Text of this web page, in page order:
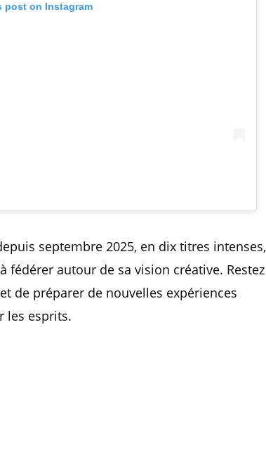
post on Instagram
septembre 2025, en dix titres intenses,
fédérer autour de sa vision créative. Restez
de préparer de nouvelles expériences
les esprits.